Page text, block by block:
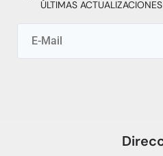
ÚLTIMAS